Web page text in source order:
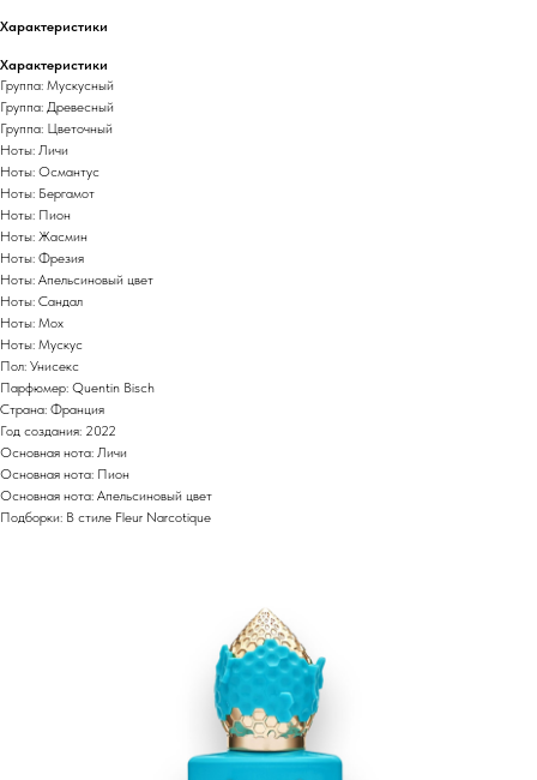
Характеристики
Характеристики
Группа: Мускусный
Группа: Древесный
Группа: Цветочный
Ноты: Личи
Ноты: Османтус
Ноты: Бергамот
Ноты: Пион
Ноты: Жасмин
Ноты: Фрезия
Ноты: Апельсиновый цвет
Ноты: Сандал
Ноты: Мох
Ноты: Мускус
Пол: Унисекс
Парфюмер: Quentin Bisch
Страна: Франция
Год создания: 2022
Основная нота: Личи
Основная нота: Пион
Основная нота: Апельсиновый цвет
Подборки: В стиле Fleur Narcotique